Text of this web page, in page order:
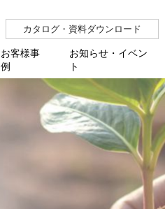
カタログ・資料ダウンロード
サービス
導入支援 Net.Pro
運用支援 Net.Monitor
業務代行 Net.Assist
医療機関向け
小中高・教育委員会向け
アプリケーション連携 AMF-SEC
オフラインバックアップ
クラウド型インシデントレス
よくあるご質問 / お困りのと
障害発生時に必要な情報
オンサイトサービス契約中の
お客様事
例
製造業
お知らせ・イベン
ト
イベント
国内事業所一覧
グループ会社一覧
ダイバーシティ推進
マルチステークホルダー方針
中途採用